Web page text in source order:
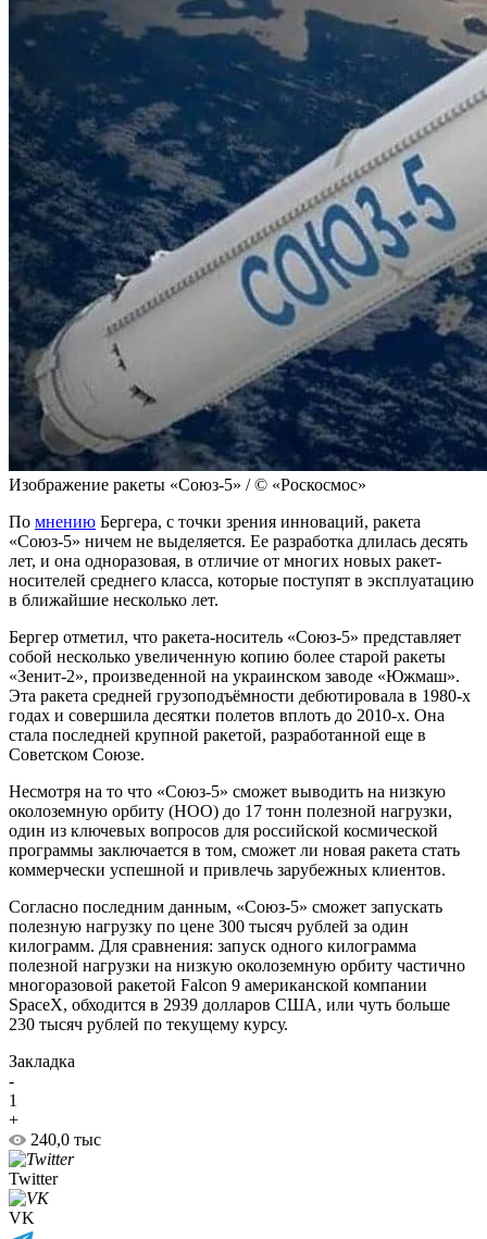
Изображение ракеты «Союз-5» / © «Роскосмос»
По мнению Бергера, с точки зрения инноваций, ракета
«Союз-5» ничем не выделяется. Ее разработка длилась десять
лет, и она одноразовая, в отличие от многих новых ракет-
носителей среднего класса, которые поступят в эксплуатацию
в ближайшие несколько лет.
Бергер отметил, что ракета-носитель «Союз-5» представляет
собой несколько увеличенную копию более старой ракеты
«Зенит-2», произведенной на украинском заводе «Южмаш».
Эта ракета средней грузоподъёмности дебютировала в 1980-х
годах и совершила десятки полетов вплоть до 2010-х. Она
стала последней крупной ракетой, разработанной еще в
Советском Союзе.
Несмотря на то что «Союз-5» сможет выводить на низкую
околоземную орбиту (НОО) до 17 тонн полезной нагрузки,
один из ключевых вопросов для российской космической
программы заключается в том, сможет ли новая ракета стать
коммерчески успешной и привлечь зарубежных клиентов.
Согласно последним данным, «Союз-5» сможет запускать
полезную нагрузку по цене 300 тысяч рублей за один
килограмм. Для сравнения: запуск одного килограмма
полезной нагрузки на низкую околоземную орбиту частично
многоразовой ракетой Falcon 9 американской компании
SpaceX, обходится в 2939 долларов США, или чуть больше
230 тысяч рублей по текущему курсу.
Закладка
-
1
+
240,0 тыс
Twitter
VK